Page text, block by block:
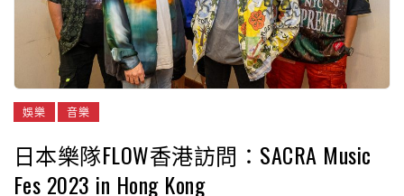
娛樂 音樂
日本樂隊FLOW香港訪問：SACRA Music
Fes 2023 in Hong Kong